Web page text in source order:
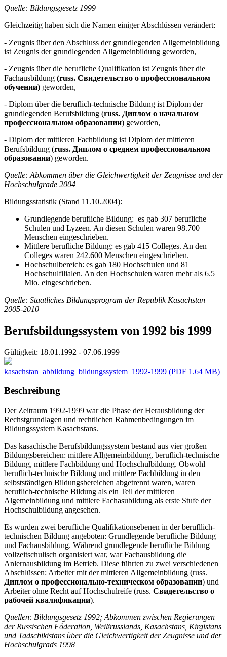
Quelle: Bildungsgesetz 1999
Gleichzeitig haben sich die Namen einiger Abschlüssen verändert:
- Zeugnis über den Abschluss der grundlegenden Allgemeinbildung
ist Zeugnis der grundlegenden Allgemeinbildung geworden,
- Zeugnis über die berufliche Qualifikation ist Zeugnis über die
Fachausbildung (russ. Свидетельство о профессиональном
обучении) geworden,
- Diplom über die beruflich-technische Bildung ist Diplom der
grundlegenden Berufsbildung (russ. Диплом о начальном
профессиональном образовании) geworden,
- Diplom der mittleren Fachbildung ist Diplom der mittleren
Berufsbildung (russ. Диплом о среднем профессиональном
образовании) geworden.
Quelle: Abkommen über die Gleichwertigkeit der Zeugnisse und der
Hochschulgrade 2004
Bildungsstatistik (Stand 11.10.2004):
Grundlegende berufliche Bildung: es gab 307 berufliche
Schulen und Lyzeen. An diesen Schulen waren 98.700
Menschen eingeschrieben.
Mittlere berufliche Bildung: es gab 415 Colleges. An den
Colleges waren 242.600 Menschen eingeschrieben.
Hochschulbereich: es gab 180 Hochschulen und 81
Hochschulfilialen. An den Hochschulen waren mehr als 6.5
Mio. eingeschrieben.
Quelle: Staatliches Bildungsprogram der Republik Kasachstan
2005-2010
Berufsbildungssystem von 1992 bis 1999
Gültigkeit: 18.01.1992 - 07.06.1999
kasachstan_abbildung_bildungssystem_1992-1999 (PDF 1.64 MB)
Beschreibung
Der Zeitraum 1992-1999 war die Phase der Herausbildung der
Rechstgrundlagen und rechtlichen Rahmenbedingungen im
Bildungssystem Kasachstans.
Das kasachische Berufsbildungssystem bestand aus vier großen
Bildungsbereichen: mittlere Allgemeinbildung, beruflich-technische
Bildung, mittlere Fachbildung und Hochschulbildung. Obwohl
beruflich-technische Bildung und mittlere Fachbildung in den
selbstständigen Bildungsbereichen abgetrennt waren, waren
beruflich-technische Bildung als ein Teil der mittleren
Algemeinbildung und mittlere Fachasubildung als erste Stufe der
Hochschulbildung angesehen.
Es wurden zwei berufliche Qualifikationsebenen in der berufllich-
technischen Bildung angeboten: Grundlegende berufliche Bildung
und Fachausbildung. Während grundlegende berufliche Bildung
vollzeitschulisch organisiert war, war Fachausbildung die
Anlernausbildung im Betrieb. Diese führten zu zwei verschiedenen
Abschlüssen: Arbeiter mit der mittleren Allgemeinbildung (russ.
Диплом о профессионально-техническом образовании) und
Arbeiter ohne Recht auf Hochschulreife (russ. Свидетельство о
рабочей квалификации).
Quellen: Bildungsgesetz 1992; Abkommen zwischen Regierungen
der Russischen Föderation, Weißrusslands, Kasachstans, Kirgistans
und Tadschikistans über die Gleichwertigkeit der Zeugnisse und der
Hochschulgrads 1998